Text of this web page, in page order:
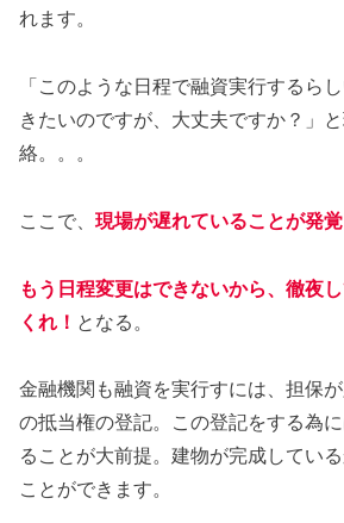
れます。
「このような日程で融資実行するら
きたいのですが、大丈夫ですか？」
絡。。。
ここで、 現場が遅れていることが発覚
もう日程変更はできないから、徹夜
くれ！ となる。
金融機関も融資を実行すには、担保
の抵当権の登記。この登記をする為
ることが大前提。建物が完成してい
ことができます。